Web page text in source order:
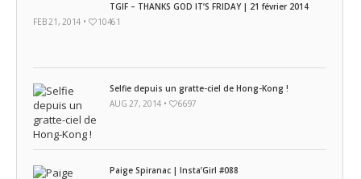
TGIF – THANKS GOD IT’S FRIDAY | 21 février 2014
FEB 21, 2014 •
10461
Selfie depuis un gratte-ciel de Hong-Kong !
AUG 27, 2014 •
6697
Paige Spiranac | Insta’Girl #088